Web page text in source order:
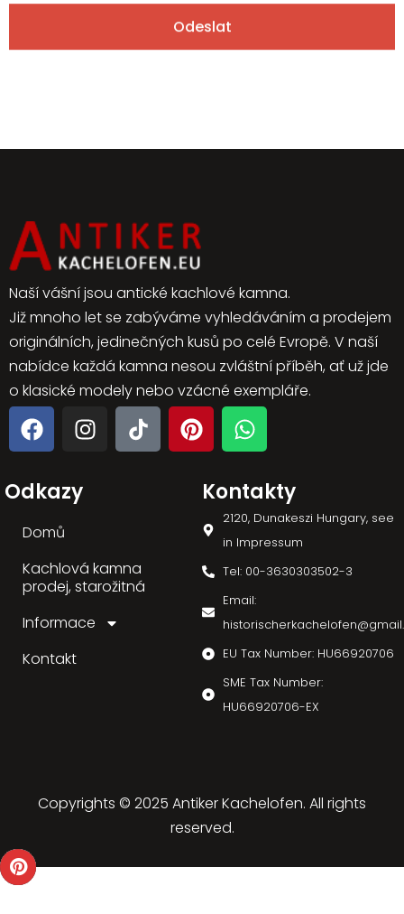
Odeslat
Naší vášní jsou antické kachlové kamna.
Již mnoho let se zabýváme vyhledáváním a prodejem
originálních, jedinečných kusů po celé Evropě. V naší
nabídce každá kamna nesou zvláštní příběh, ať už jde
o klasické modely nebo vzácné exempláře.
Odkazy
Domů
Kachlová kamna
prodej, starožitná
Informace
Kontakt
Kontakty
2120, Dunakeszi Hungary, see
in Impressum
Tel: 00-3630303502-3
Email:
EU Tax Number: HU66920706
SME Tax Number:
HU66920706-EX
Copyrights © 2025 Antiker Kachelofen. All rights
reserved.